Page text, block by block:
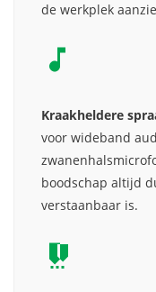
de werkplek
Kraakheldere
voor wideband
boodschap altijd
verstaanbaar is.